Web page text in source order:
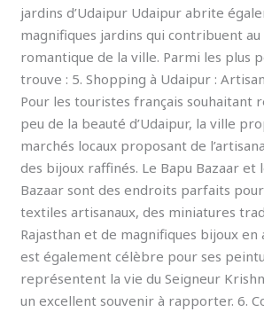
jardins d’Udaipur Udaipur abrite
magnifiques jardins qui contribuent au
romantique de la ville. Parmi les plus
trouve : 5. Shopping à Udaipur :
Pour les touristes français souhaitant
peu de la beauté d’Udaipur, la ville
marchés locaux proposant de
des bijoux raffinés. Le Bapu Bazaar et
Bazaar sont des endroits parfaits
textiles artisanaux, des miniatures
Rajasthan et de magnifiques bijoux
est également célèbre pour ses
représentent la vie du Seigneur
un excellent souvenir à rapporter. 6.